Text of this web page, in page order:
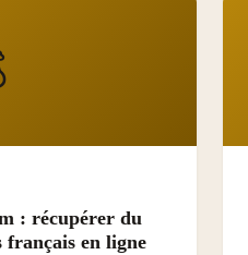
: récupérer du
français en ligne